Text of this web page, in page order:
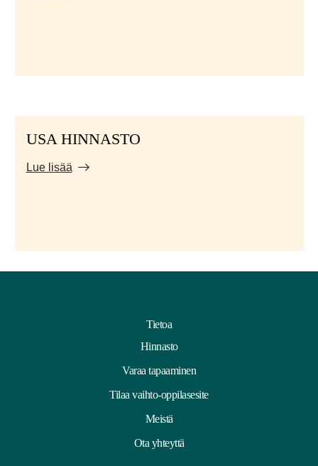
USA HINNASTO
Lue lisää
Tietoa
Hinnasto
Varaa tapaaminen
Tilaa vaihto-oppilasesite
Meistä
Ota yhteyttä